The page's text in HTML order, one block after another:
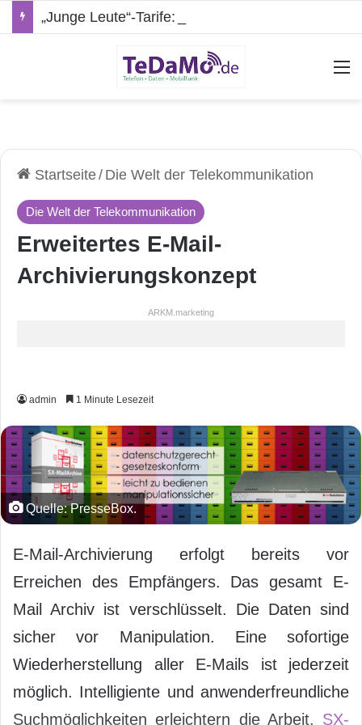
Startseite/ Die Welt der Telekommunikation
Die Welt der Telekommunikation
Erweitertes E-Mail-
Archivierungskonzept
ARKM.marketing
admin 1 Minute Lesezeit
Quelle: PresseBox.
E-Mail-Archivierung erfolgt bereits vor
Erreichen des Empfängers. Das gesamt E-
Mail Archiv ist verschlüsselt. Die Daten sind
sicher vor Manipulation. Eine sofortige
Wiederherstellung aller E-Mails ist jederzeit
möglich. Intelligiente und anwenderfreundliche
Suchmöglichkeiten erleichtern die Arbeit. SX-